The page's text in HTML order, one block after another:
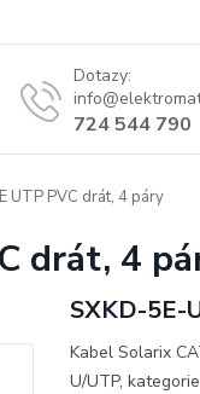
Dotazy:
724 544 790
UTP PVC drát, 4 páry
drát, 4
SXKD-5E-
Kabel Solarix
U/UTP,